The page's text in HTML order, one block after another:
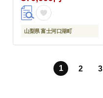
具 冬用 羽毛布団
FAG078
山梨県 富士河口湖町
1 2 3